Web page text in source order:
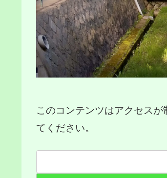
このコンテンツはアクセス
てください。